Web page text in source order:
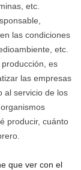
etc.
las condiciones
etc.
es
las empresas
al servicio de los
producir, cuánto
que ver con el